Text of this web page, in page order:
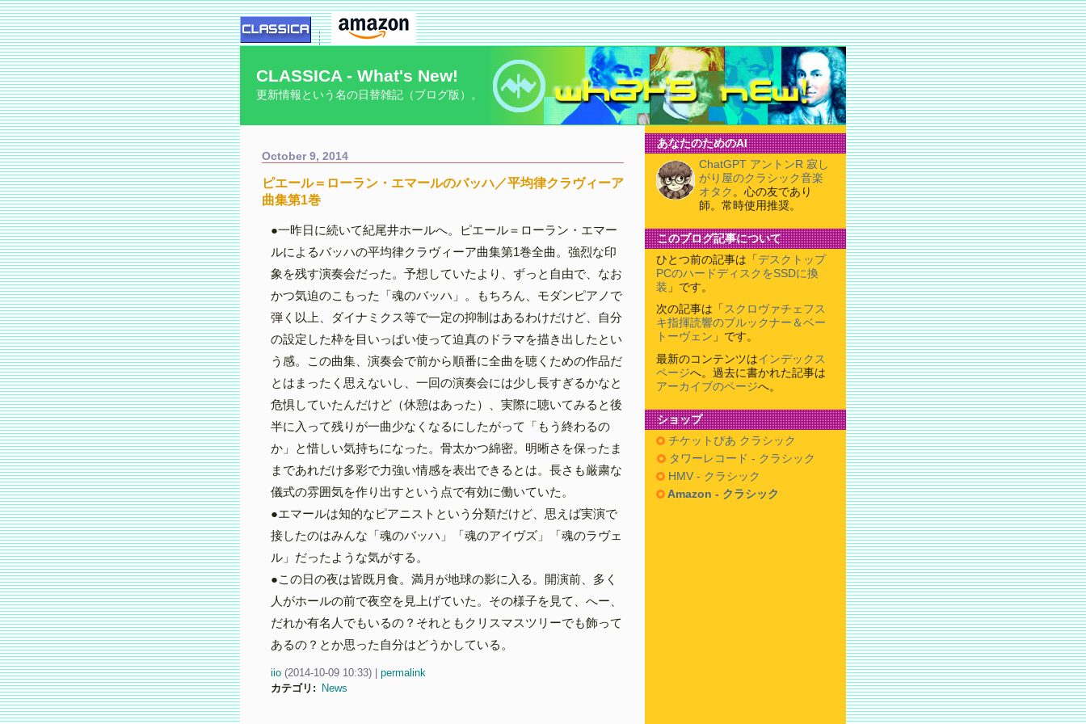
CLASSICA - What's New!
更新情報という名の日替雑記（ブログ版）。
October 9, 2014
ピエール＝ローラン・エマールのバッハ／平均律クラヴィーア
曲集第1巻
●一昨日に続いて紀尾井ホールへ。ピエール＝ローラン・エマー
ルによるバッハの平均律クラヴィーア曲集第1巻全曲。強烈な印
象を残す演奏会だった。予想していたより、ずっと自由で、なお
かつ気迫のこもった「魂のバッハ」。もちろん、モダンピアノで
弾く以上、ダイナミクス等で一定の抑制はあるわけだけど、自分
の設定した枠を目いっぱい使って迫真のドラマを描き出したとい
う感。この曲集、演奏会で前から順番に全曲を聴くための作品だ
とはまったく思えないし、一回の演奏会には少し長すぎるかなと
危惧していたんだけど（休憩はあった）、実際に聴いてみると後
半に入って残りが一曲少なくなるにしたがって「もう終わるの
か」と惜しい気持ちになった。骨太かつ綿密。明晰さを保ったま
まであれだけ多彩で力強い情感を表出できるとは。長さも厳粛な
儀式の雰囲気を作り出すという点で有効に働いていた。
●エマールは知的なピアニストという分類だけど、思えば実演で
接したのはみんな「魂のバッハ」「魂のアイヴズ」「魂のラヴェ
ル」だったような気がする。
●この日の夜は皆既月食。満月が地球の影に入る。開演前、多く
人がホールの前で夜空を見上げていた。その様子を見て、へー、
だれか有名人でもいるの？それともクリスマスツリーでも飾って
あるの？とか思った自分はどうかしている。
iio (2014-10-09 10:33) | permalink
カテゴリ : News
あなたのためのAI
ChatGPT アントンR 寂し
がり屋のクラシック音楽
オタク 。心の友であり
師。常時使用推奨。
このブログ記事について
ひとつ前の記事は「 デスクトップ
PCのハードディスクをSSDに換
装 」です。
次の記事は「 スクロヴァチェフス
キ指揮読響のブルックナー＆ベー
トーヴェン 」です。
最新のコンテンツはインデックス
ページへ。過去に書かれた記事は
アーカイブのページへ。
ショップ
チケットぴあ クラシック
タワーレコード - クラシック
HMV - クラシック
Amazon - クラシック